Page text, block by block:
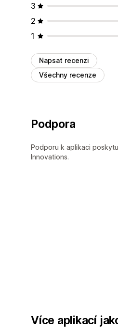
3
2
1
Napsat recenzi
Všechny recenze
Podpora
Podporu k aplikaci
Innovations.
Více aplikací